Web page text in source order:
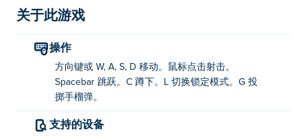
关于此游戏
操作
方向键或 W, A, S, D 移动。鼠标点击射击。
Spacebar 跳跃。C 蹲下。L 切换锁定模式。G 投
掷手榴弹。
支持的设备